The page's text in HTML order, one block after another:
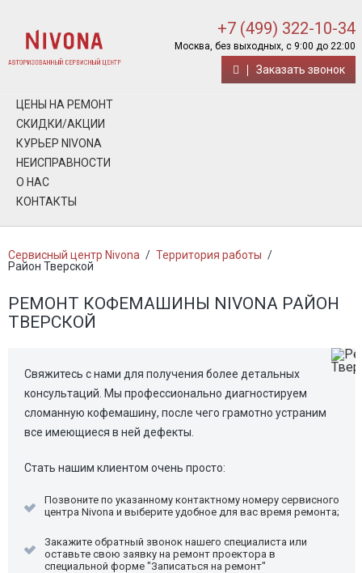
+7 (499) 322-10-34
Москва, без выходных, с 9:00 до 22:00
Заказать звонок
ЦЕНЫ НА РЕМОНТ
СКИДКИ/АКЦИИ
КУРЬЕР NIVONA
НЕИСПРАВНОСТИ
О НАС
КОНТАКТЫ
Сервисный центр Nivona / Территория работы /
Район Тверской
РЕМОНТ КОФЕМАШИНЫ NIVONA РАЙОН
ТВЕРСКОЙ
Свяжитесь с нами для получения более детальных
консультаций. Мы профессионально диагностируем
сломанную кофемашину, после чего грамотно устраним
все имеющиеся в ней дефекты.
Стать нашим клиентом очень просто:
Позвоните по указанному контактному номеру сервисного
центра Nivona и выберите удобное для вас время ремонта;
Закажите обратный звонок нашего специалиста или
оставьте свою заявку на ремонт проектора в
специальной форме "Записаться на ремонт"